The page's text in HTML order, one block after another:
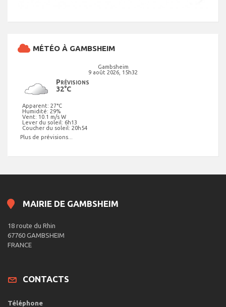
MÉTÉO À GAMBSHEIM
Gambsheim
9 août 2026, 15h32
Prévisions
32°C
Apparent: 27°C
Humidité: 29%
Vent: 10.1 m/s W
Lever du soleil: 6h13
Coucher du soleil: 20h54
Plus de prévisions...
MAIRIE DE GAMBSHEIM
18 route du Rhin
67760 GAMBSHEIM
FRANCE
CONTACTS
Téléphone